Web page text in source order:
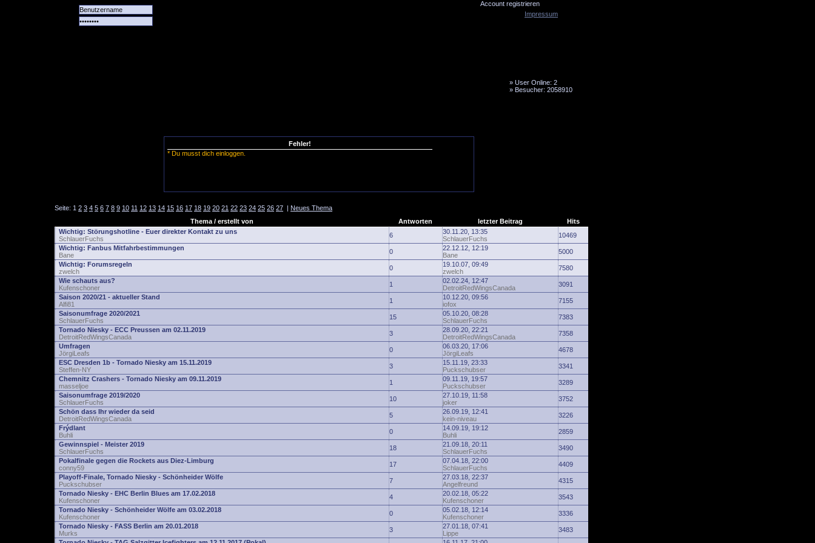
Account registrieren
» User Online: 2
» Besucher: 2058910
Fehler!
* Du musst dich einloggen.
Seite: 1 2 3 4 5 6 7 8 9 10 11 12 13 14 15 16 17 18 19 20 21 22 23 24 25 26 27 | Neues Thema
Thema / erstellt von
Antworten letzter Beitrag
Hits
Wichtig: Störungshotline - Euer direkter Kontakt zu uns
SchlauerFuchs
6
30.11.20, 13:35
SchlauerFuchs
10469
Wichtig: Fanbus Mitfahrbestimmungen
Bane
0
22.12.12, 12:19
Bane
5000
Wichtig: Forumsregeln
zwelch
0
19.10.07, 09:49
zwelch
7580
Wie schauts aus?
Kufenschoner
1
02.02.24, 12:47
DetroitRedWingsCanada
3091
Saison 2020/21 - aktueller Stand
Alfi81
1
10.12.20, 09:56
iofox
7155
Saisonumfrage 2020/2021
SchlauerFuchs
15
05.10.20, 08:28
SchlauerFuchs
7383
Tornado Niesky - ECC Preussen am 02.11.2019
DetroitRedWingsCanada
3
28.09.20, 22:21
DetroitRedWingsCanada
7358
Umfragen
JörgiLeafs
0
06.03.20, 17:06
JörgiLeafs
4678
ESC Dresden 1b - Tornado Niesky am 15.11.2019
Steffen-NY
3
15.11.19, 23:33
Puckschubser
3341
Chemnitz Crashers - Tornado Niesky am 09.11.2019
masseljoe
1
09.11.19, 19:57
Puckschubser
3289
Saisonumfrage 2019/2020
SchlauerFuchs
10
27.10.19, 11:58
joker
3752
Schön dass Ihr wieder da seid
DetroitRedWingsCanada
5
26.09.19, 12:41
kein-niveau
3226
Frýdlant
Buhli
0
14.09.19, 19:12
Buhli
2859
Gewinnspiel - Meister 2019
SchlauerFuchs
18
21.09.18, 20:11
SchlauerFuchs
3490
Pokalfinale gegen die Rockets aus Diez-Limburg
conny59
17
07.04.18, 22:00
SchlauerFuchs
4409
Playoff-Finale, Tornado Niesky - Schönheider Wölfe
Puckschubser
7
27.03.18, 22:37
Angelfreund
4315
Tornado Niesky - EHC Berlin Blues am 17.02.2018
Kufenschoner
4
20.02.18, 05:22
Kufenschoner
3543
Tornado Niesky - Schönheider Wölfe am 03.02.2018
Kufenschoner
0
05.02.18, 12:14
Kufenschoner
3336
Tornado Niesky - FASS Berlin am 20.01.2018
Murks
3
27.01.18, 07:41
Lippe
3483
Impressum